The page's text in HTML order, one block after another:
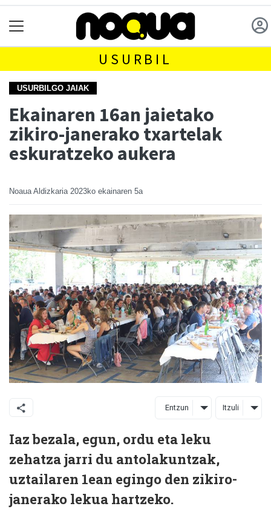
USURBIL
USURBILGO JAIAK
Ekainaren 16an jaietako
zikiro-janerako txartelak
eskuratzeko aukera
Noaua Aldizkaria 2023ko ekainaren 5a
Entzun Itzuli
Iaz bezala, egun, ordu eta leku
zehatza jarri du antolakuntzak,
uztailaren 1ean egingo den zikiro-
janerako lekua hartzeko.